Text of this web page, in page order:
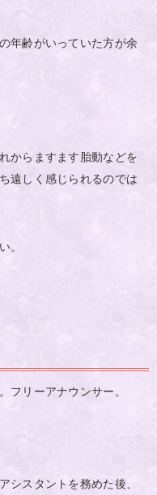
年齢がいっていた方が余
からますます胎動などを
遠しく感じられるのでは
。
フリーアナウンサー。
シスタントを務めた後、